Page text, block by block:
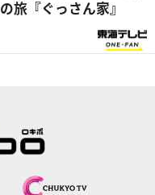
旅『ぐっさん家』